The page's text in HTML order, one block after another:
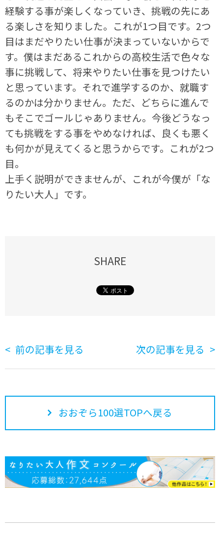
経験する事が楽しくなっていき、挑戦の先にあ
る楽しさを知りました。これが1つ目です。2つ
目はまだやりたい仕事が決まっていないからで
す。僕はまだあるこれからの高校生活で色々な
事に挑戦して、将来やりたい仕事を見つけたい
と思っています。それで進学するのか、就職す
るのかは分かりません。ただ、どちらに進んで
もそこでゴールじゃありません。今後どうなっ
ても挑戦をする事をやめなければ、良くも悪く
も何かが見えてくると思うからです。これが2つ
目。
上手く説明ができませんが、これが今僕が「な
りたい大人」です。
SHARE
前の記事を見る 次の記事を見る
おおぞら100選TOPへ戻る